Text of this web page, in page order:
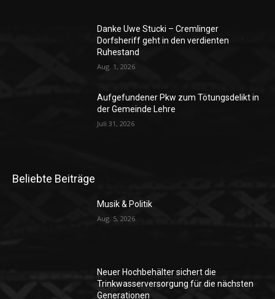
Danke Uwe Stucki – Cremlinger
Dorfsheriff geht in den verdienten
Ruhestand
Aug. 1, 2026
Aufgefundener Pkw zum Tötungsdelikt in
der Gemeinde Lehre
Juli 31, 2026
Beliebte Beiträge
Musik & Politik
Aug. 5, 2026
Neuer Hochbehälter sichert die
Trinkwasserversorgung für die nächsten
Generationen